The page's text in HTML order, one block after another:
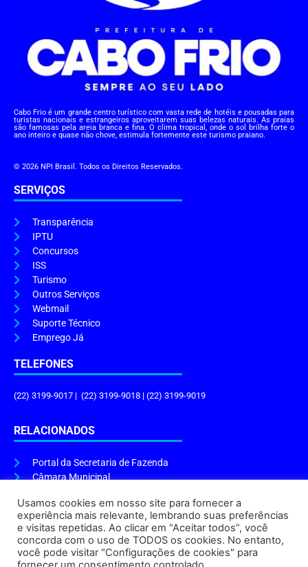
Cabo Frio é um grande centro turístico com vasta rede de hotéis e pousadas para
turistas nacionais e estrangeiros aproveitarem suas belezas naturais. As praias
são famosas pela areia branca e fina. O clima tropical, onde o sol brilha forte o
ano inteiro e quase não chove, estimula fortemente este turismo praiano.
© 2026 NPI Brasil. Todos os Direitos Reservados.
SERVIÇOS
Transparência
IPTU
Concursos
ISS
Turismo
Outros Serviços
Webmail
Suporte Técnico
Emprego Já
TELEFONES
(22) 3199-9017 | (22) 3199-9018 | (22) 3199-9019
RELACIONADOS
Portal da Secretaria de Fazenda
Câmara Municipal
ENDEREÇO E HORÁRIO
Endereço:Praça Tiradentes, s/n – Centro, Cabo Frio – RJ, 28906-290
Atendimento do Protocolo Geral da Prefeitura:9h às 16h
Usamos cookies em nosso site para fornecer a
experiência mais relevante, lembrando suas preferências
e visitas repetidas. Ao clicar em “Aceitar todos”, você
concorda com o uso de TODOS os cookies. No entanto,
você pode visitar "Configurações de cookies" para